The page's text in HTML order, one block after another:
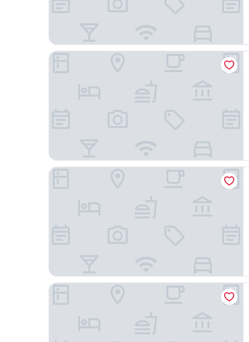
My Trevi Charming & Luxury Rooms
Palazzo Scanderbeg
Umiltà 36 - Preferred Hotels & Resorts